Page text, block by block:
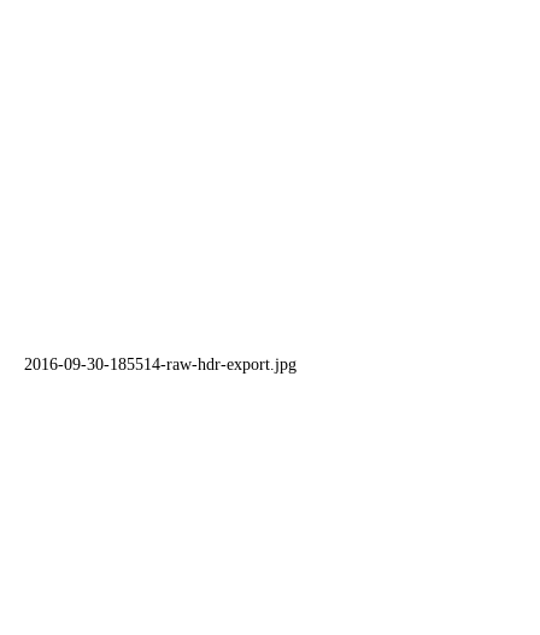
2016-09-30-185514-raw-hdr-export.jpg